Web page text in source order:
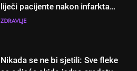
liječi pacijente nakon infarkta
otkrio: Ove 4 jutarnje navike
dana!
ZDRAVLJE
Nikada se ne bi sjetili: Sve fleke